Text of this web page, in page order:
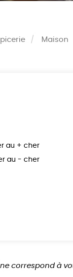
Maison
au + cher
au - cher
correspond à